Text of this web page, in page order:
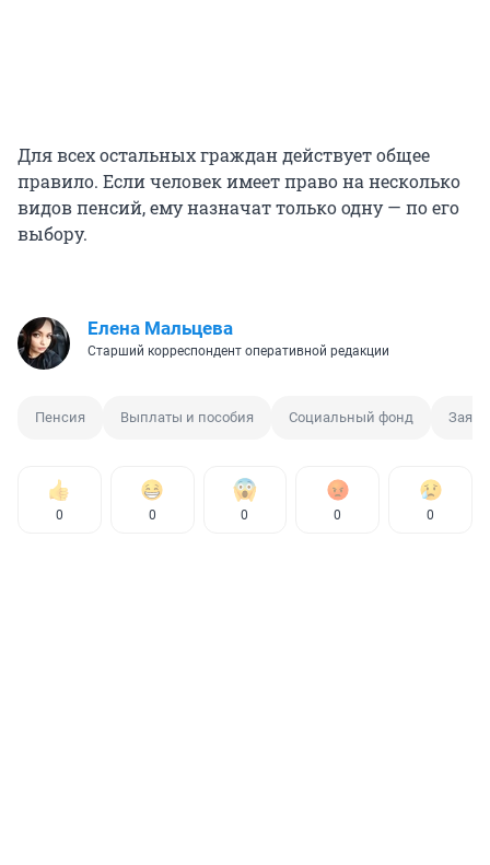
Для всех остальных граждан действует общее
правило. Если человек имеет право на несколько
видов пенсий, ему назначат только одну — по его
выбору.
Елена Мальцева
Старший корреспондент оперативной редакции
Пенсия Выплаты и пособия Социальный фонд
0 0 0 0 0